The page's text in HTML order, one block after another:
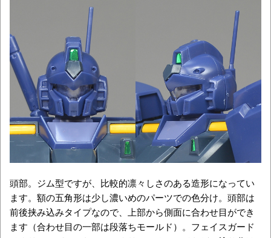
頭部。ジム型ですが、比較的凛々しさのある造形になってい
ます。額の五角形は少し濃いめのパーツでの色分け。頭部は
前後挟み込みタイプなので、上部から側面に合わせ目ができ
ます（合わせ目の一部は段落ちモールド）。フェイスガード